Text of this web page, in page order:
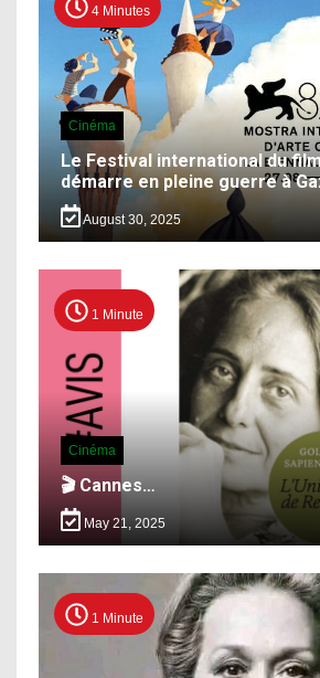
4 Minutes
Cinéma
Le Festival international du
démarre en pleine guerre à
August 30, 2025
1 Minute
Cinéma
🎬 Cannes…
May 21, 2025
1 Minute